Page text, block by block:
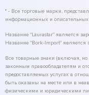
* - Все торговые марки,
информационных и описательных
Название "Laurastar" является
Название "Bork-Import" является
Все товарные знаки (включая,
законным правообладателям и
предоставляемых услугах в
быть оказаны на месте или в
физическими и юридическими